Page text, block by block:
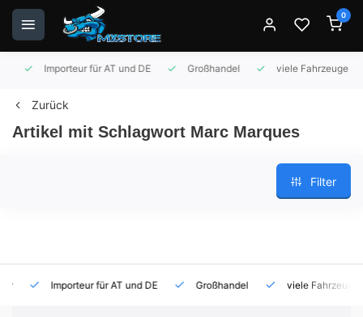
0
Importeur für AT und DE Großhandel viele Fahrzeuge auf
Zurück
Artikel mit Schlagwort Marc Marques
Filter
Importeur für AT und DE Großhandel viele Fahrzeuge auf